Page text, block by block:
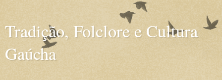
Tradição, Folclore e Cultura
Gaúcha